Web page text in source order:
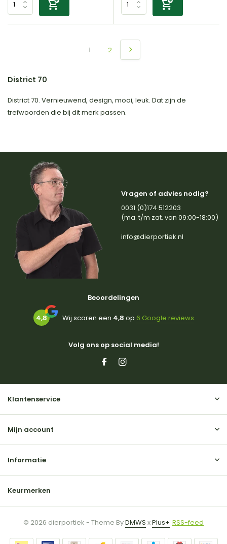
1 2
District 70
District 70. Vernieuwend, design, mooi, leuk. Dat zijn de
trefwoorden die bij dit merk passen.
Vragen of advies nodig?
0031 (0)174 512203
(ma. t/m zat. van 09:00-18:00)
info@dierportiek.nl
Beoordelingen
4,8 Wij scoren een 4,8 op 6 Google reviews
Volg ons op social media!
Klantenservice
Mijn account
Informatie
Keurmerken
© 2026 dierportiek - Theme ByDMWS xPlus+ RSS-feed